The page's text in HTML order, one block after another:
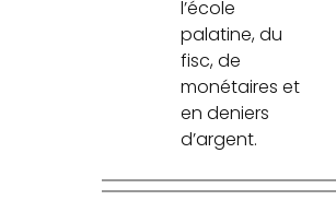
l’école
palatine, du
fisc, de
monétaires et
en deniers
d’argent.